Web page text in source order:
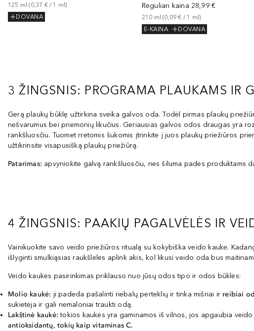
125 ml (0,37 € / 1 ml)
DOVANA
Reguliari kaina 28,99 €
210 ml (0,09 € / 1 ml)
E-KAINA
DOVANA
3 ŽINGSNIS: PROGRAMA PLAUKAMS IR
Gerą plaukų būklę užtirkina sveika galvos oda. Todėl pirmas plaukų
nešvarumus bei priemonių likučius. Geriausias galvos odos draugas yra
rankšluosčiu. Tuomet rretomis šukomis įtrinkite į juos plaukų priežiūros
užtikrinsite visapusišką plaukų priežiūrą.
Patarimas: apvyniokite galvą rankšluosčiu, nes šiluma padės produktams
4 ŽINGSNIS: PAAKIŲ PAGALVĖLĖS IR
Vainikuokite savo veido priežiūros ritualą su kokybiška veido kauke.
išlyginti smulkiąsias raukšleles aplink akis, kol likusi veido oda bus
Veido kaukės pasirinkimas priklauso nuo jūsų odos tipo ir odos būklės:
Molio kaukė: ji padeda pašalinti riebalų perteklių ir tinka mišriai ir reibiai
sukietėja ir gali nemaloniai traukti odą.
Lakštinė kaukė:tokios kaukės yra gaminamos iš vilnos, jos apgaubia
antioksidantų, tokių kaip vitaminas C.